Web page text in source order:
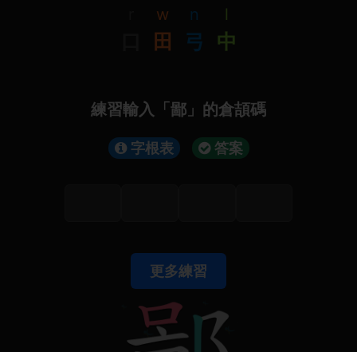
w
田
n
弓
l
中
練習輸入「鄙」的倉頡碼
字根表 答案
更多練習